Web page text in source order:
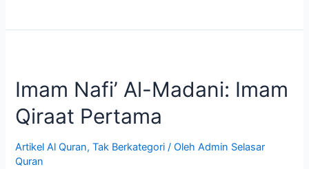
Imam Nafi’ Al-Madani: Imam
Qiraat Pertama
Artikel Al Quran,Tak Berkategori / OlehAdmin Selasar
Quran